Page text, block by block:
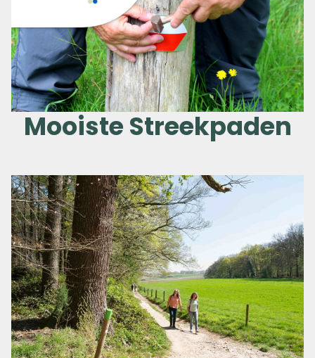
Mooiste Streekpaden